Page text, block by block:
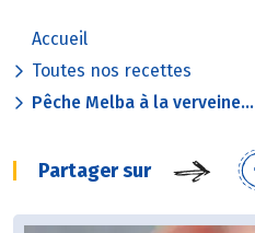
Accueil
Toutes nos recettes
Pêche Melba à la verveine...
Partager sur